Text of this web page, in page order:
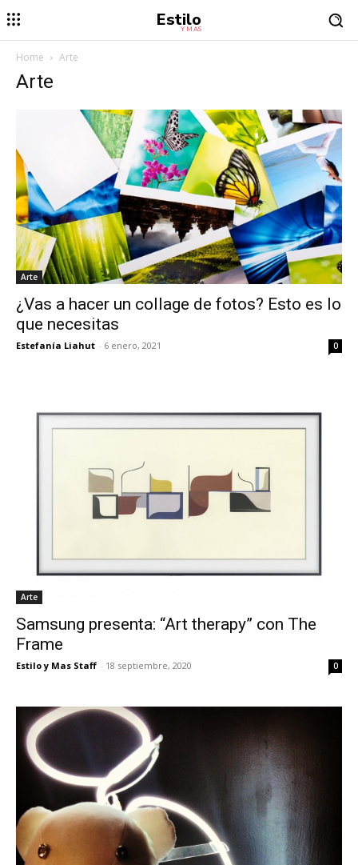
Estilo
Y MÁS
Home Arte
Arte
Arte
¿Vas a hacer un collage de fotos? Esto es lo
que necesitas
Estefanía Liahut - 6 enero, 2021 0
Arte
Samsung presenta: “Art therapy” con The
Frame
Estilo y Mas Staff - 18 septiembre, 2020 0